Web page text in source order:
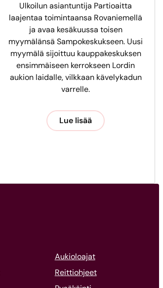
Ulkoilun asiantuntija Partioaitta
laajentaa toimintaansa Rovaniemellä
ja avaa kesäkuussa toisen
myymälänsä Sampokeskukseen. Uusi
myymälä sijoittuu kauppakeskuksen
ensimmäiseen kerrokseen Lordin
aukion laidalle, vilkkaan kävelykadun
varrelle.
Lue lisää
Aukioloajat
Reittiohjeet